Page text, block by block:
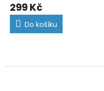
299 Kč
Do košíku